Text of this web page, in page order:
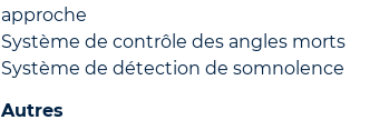
approche
Système de contrôle des angles morts
Système de détection de somnolence
Autres